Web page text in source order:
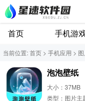
首页 手机游
当前位置:首页 > 手机应用 >
泡泡壁纸
大小：37MB
类型：图片主